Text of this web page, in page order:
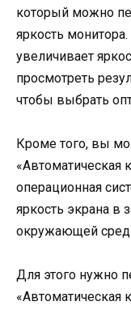
который можно
яркость
увеличивает
просмотреть
чтобы выбрать
Кроме того, вы
«Автоматическая
операционная
яркость экрана в
окружающей
Для этого нужно
«Автоматическая